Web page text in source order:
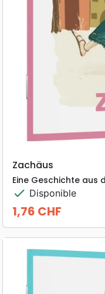
Zachäus
Eine Geschichte aus
check Disponible
Prix
1,76 CHF